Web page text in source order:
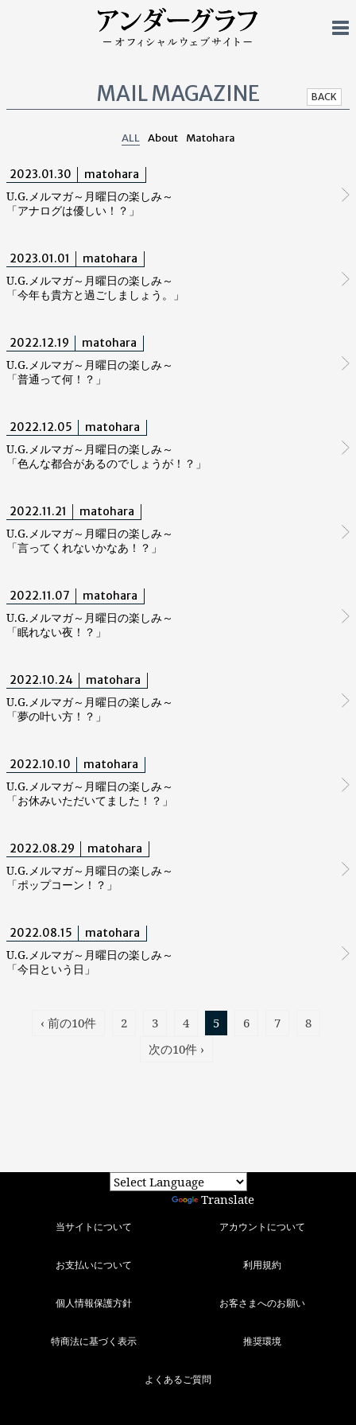
MAIL MAGAZINE BACK
ALL About Matohara
2023.01.30 matohara
U.G.メルマガ～月曜日の楽しみ～
「アナログは優しい！？」
2023.01.01 matohara
U.G.メルマガ～月曜日の楽しみ～
「今年も貴方と過ごしましょう。」
2022.12.19 matohara
U.G.メルマガ～月曜日の楽しみ～
「普通って何！？」
2022.12.05 matohara
U.G.メルマガ～月曜日の楽しみ～
「色んな都合があるのでしょうが！？」
2022.11.21 matohara
U.G.メルマガ～月曜日の楽しみ～
「言ってくれないかなあ！？」
2022.11.07 matohara
U.G.メルマガ～月曜日の楽しみ～
「眠れない夜！？」
2022.10.24 matohara
U.G.メルマガ～月曜日の楽しみ～
「夢の叶い方！？」
2022.10.10 matohara
U.G.メルマガ～月曜日の楽しみ～
「お休みいただいてました！？」
2022.08.29 matohara
U.G.メルマガ～月曜日の楽しみ～
「ポップコーン！？」
2022.08.15 matohara
U.G.メルマガ～月曜日の楽しみ～
「今日という日」
‹ 前の10件 2 3 4 5 6 7
8
次の10件 ›
Translate
当サイトについて アカウントについて
お支払いについて 利用規約
個人情報保護方針 お客さまへのお願い
特商法に基づく表示 推奨環境
よくあるご質問